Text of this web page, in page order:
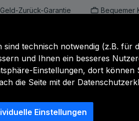
Zurück-Garantie Bequemer
sind technisch notwendig (z.B. für
und Ihnen ein besseres
Einstellungen, dort können
die Seite mit der
Einstellungen